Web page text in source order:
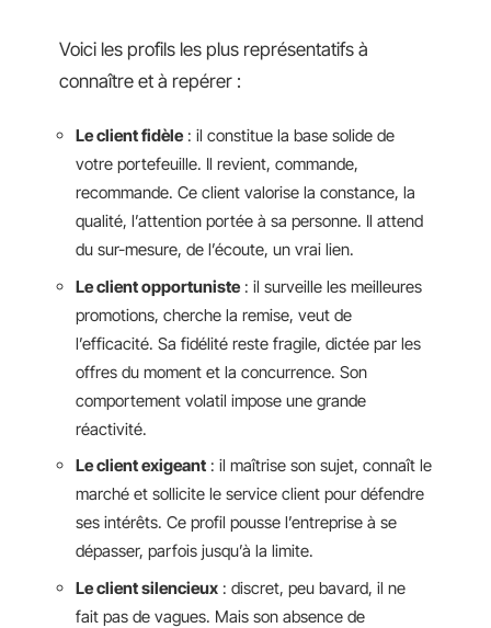
Voici les profils les plus représentatifs à
connaître et à repérer :
Le client fidèle : il constitue la base solide de
votre portefeuille. Il revient, commande,
recommande. Ce client valorise la constance, la
qualité, l’attention portée à sa personne. Il attend
du sur-mesure, de l’écoute, un vrai lien.
Le client opportuniste : il surveille les meilleures
promotions, cherche la remise, veut de
l’efficacité. Sa fidélité reste fragile, dictée par les
offres du moment et la concurrence. Son
comportement volatil impose une grande
réactivité.
Le client exigeant : il maîtrise son sujet, connaît le
marché et sollicite le service client pour défendre
ses intérêts. Ce profil pousse l’entreprise à se
dépasser, parfois jusqu’à la limite.
Le client silencieux : discret, peu bavard, il ne
fait pas de vagues. Mais son absence de